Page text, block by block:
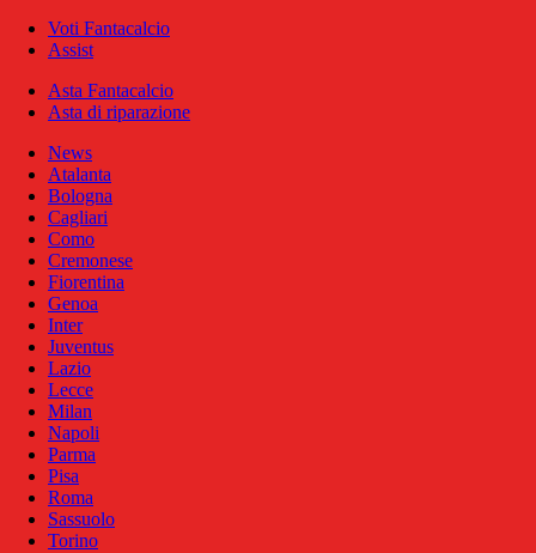
Voti Fantacalcio
Assist
Asta Fantacalcio
Asta di riparazione
News
Atalanta
Bologna
Cagliari
Como
Cremonese
Fiorentina
Genoa
Inter
Juventus
Lazio
Lecce
Milan
Napoli
Parma
Pisa
Roma
Sassuolo
Torino